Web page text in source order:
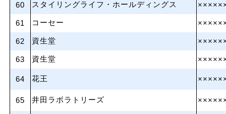
60 スタイリングライフ・ホールディングス
61 コーセー
62 資生堂
63 資生堂
64 花王
65 井田ラボラトリーズ